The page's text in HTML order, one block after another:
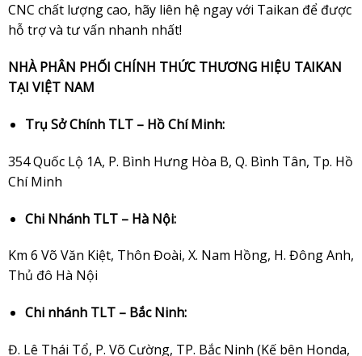
CNC chất lượng cao, hãy liên hệ ngay với Taikan để được
hỗ trợ và tư vấn nhanh nhất!
NHÀ PHÂN PHỐI CHÍNH THỨC THƯƠNG HIỆU TAIKAN
TẠI VIỆT NAM
Trụ Sở Chính TLT – Hồ Chí Minh:
354 Quốc Lộ 1A, P. Bình Hưng Hòa B, Q. Bình Tân, Tp. Hồ
Chí Minh
Chi Nhánh TLT – Hà Nội:
Km 6 Võ Văn Kiệt, Thôn Đoài, X. Nam Hồng, H. Đông Anh,
Thủ đô Hà Nội
Chi nhánh TLT – Bắc Ninh:
Đ. Lê Thái Tổ, P. Võ Cường, TP. Bắc Ninh (Kế bên Honda,